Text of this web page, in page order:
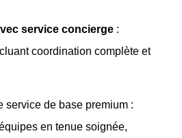
service concierge :
coordination complète et
service de base premium :
en tenue soignée,